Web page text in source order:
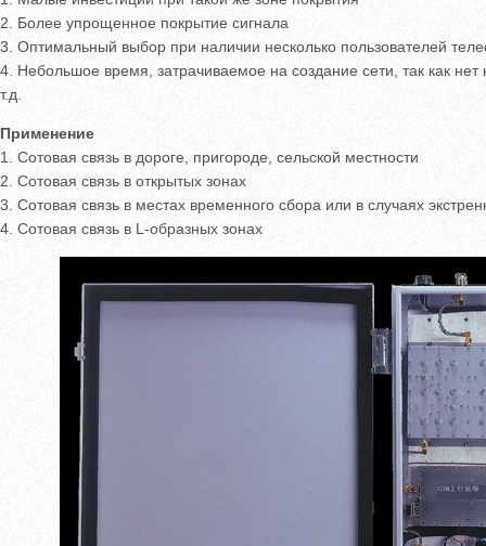
2. Более упрощенное покрытие сигнала
3. Оптимальный выбор при наличии несколько пользователей
4. Небольшое время, затрачиваемое на создание сети, так как
т.д.
Применение
1. Сотовая связь в дороге, пригороде, сельской местности
2. Сотовая связь в открытых зонах
3. Сотовая связь в местах временного сбора или в случаях
4. Сотовая связь в L-образных зонах